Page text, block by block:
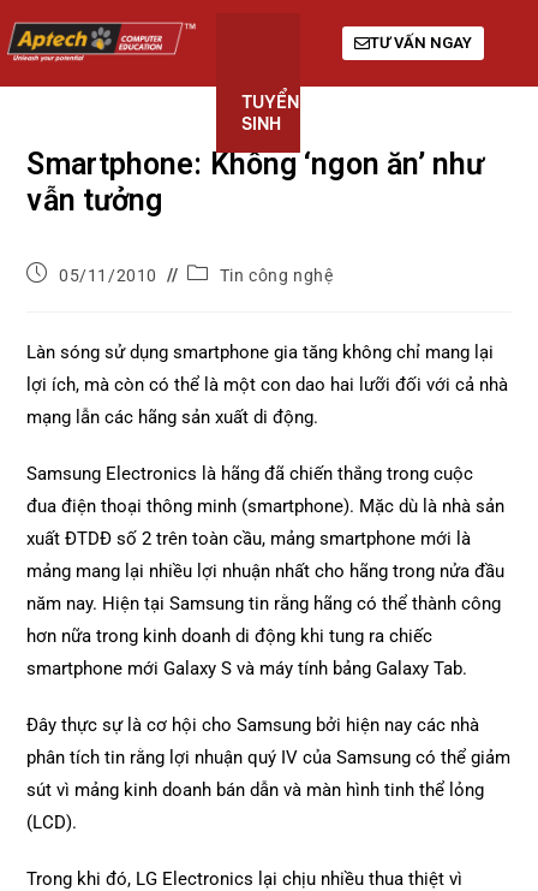
TUYỂN
SINH
TƯ VẤN NGAY
Smartphone: Không ‘ngon ăn’ như
vẫn tưởng
05/11/2010 Tin công nghệ
Làn sóng sử dụng smartphone gia tăng không chỉ mang lại
lợi ích, mà còn có thể là một con dao hai lưỡi đối với cả nhà
mạng lẫn các hãng sản xuất di động.
Samsung Electronics là hãng đã chiến thắng trong cuộc
đua điện thoại thông minh (smartphone). Mặc dù là nhà sản
xuất ĐTDĐ số 2 trên toàn cầu, mảng smartphone mới là
mảng mang lại nhiều lợi nhuận nhất cho hãng trong nửa đầu
năm nay. Hiện tại Samsung tin rằng hãng có thể thành công
hơn nữa trong kinh doanh di động khi tung ra chiếc
smartphone mới Galaxy S và máy tính bảng Galaxy Tab.
Đây thực sự là cơ hội cho Samsung bởi hiện nay các nhà
phân tích tin rằng lợi nhuận quý IV của Samsung có thể giảm
sút vì mảng kinh doanh bán dẫn và màn hình tinh thể lỏng
(LCD).
Trong khi đó, LG Electronics lại chịu nhiều thua thiệt vì